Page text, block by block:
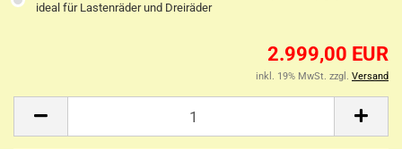
ideal für Lastenräder und Dreiräder
2.999,00 EUR
inkl. 19% MwSt. zzgl. Versand